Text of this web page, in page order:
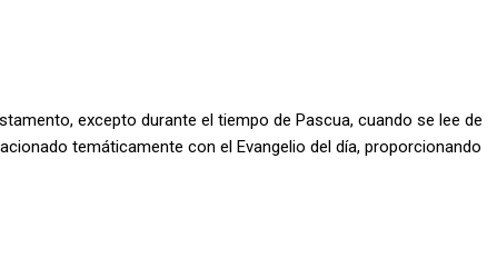
excepto durante el tiempo de Pascua, cuando se lee de
temáticamente con el Evangelio del día, proporcionando